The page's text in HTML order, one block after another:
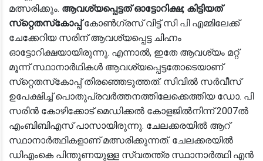
മത്സരിക്കും. ആവശ്യപ്പെട്ടത് ഓട്ടോറിക്ഷ; കിട്ടിയത്
സ്‌റ്റെതസ്‌കോപ്പ്കോണ്‍ഗ്രസ് വിട്ട് സി പി എമ്മിലേക്ക്
ചേക്കേറിയ സരിന് ആവശ്യപ്പെട്ട ചിഹ്നം
ഓട്ടോറിക്ഷയായിരുന്നു. എന്നാല്‍, ഇതേ ആവശ്യം മറ്റ്
മൂന്ന് സ്ഥാനാര്‍ഥികള്‍ ആവശ്യപ്പെട്ടതോടെയാണ്
സ്‌റ്റെതസ്‌കോപ്പ് തിരഞ്ഞെടുത്തത്. സിവില്‍ സര്‍വീസ്
ഉപേക്ഷിച്ച് പൊതുപ്രവര്‍ത്തനത്തിലേക്കെത്തിയ ഡോ. പി
സരിന്‍ കോഴിക്കോട് മെഡിക്കല്‍ കോളജില്‍നിന്ന് 2007ല്‍
എംബിബിഎസ് പാസായിരുന്നു. ചേലക്കരയില്‍ ആറ്
സ്ഥാനാര്‍ത്ഥികളാണ് മത്സരിക്കുന്നത്. ചേലക്കരയില്‍
ഡിഎംകെ പിന്തുണയുള്ള സ്വതന്ത്ര സ്ഥാനാര്‍ത്ഥി എന്‍